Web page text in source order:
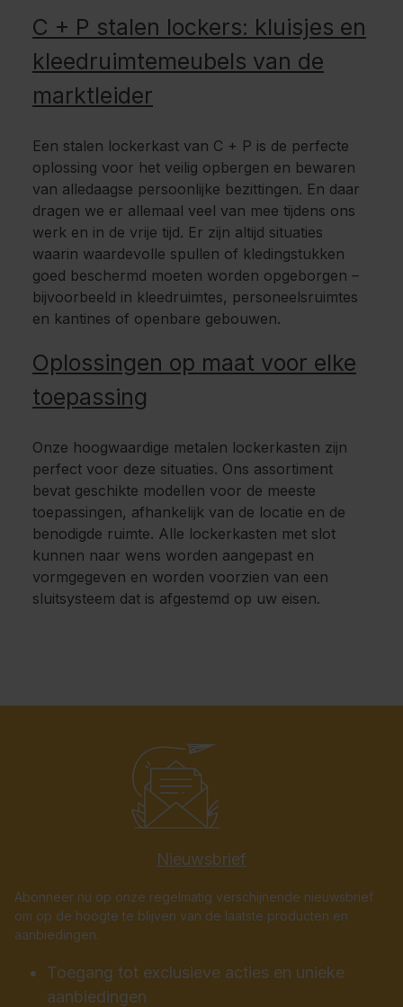
C + P stalen lockers: kluisjes en
kleedruimtemeubels van de
marktleider
Een stalen lockerkast van C + P is de perfecte
oplossing voor het veilig opbergen en bewaren
van alledaagse persoonlijke bezittingen. En daar
dragen we er allemaal veel van mee tijdens ons
werk en in de vrije tijd. Er zijn altijd situaties
waarin waardevolle spullen of kledingstukken
goed beschermd moeten worden opgeborgen –
bijvoorbeeld in kleedruimtes, personeelsruimtes
en kantines of openbare gebouwen.
Oplossingen op maat voor elke
toepassing
Onze hoogwaardige metalen lockerkasten zijn
perfect voor deze situaties. Ons assortiment
bevat geschikte modellen voor de meeste
toepassingen, afhankelijk van de locatie en de
benodigde ruimte. Alle lockerkasten met slot
kunnen naar wens worden aangepast en
vormgegeven en worden voorzien van een
sluitsysteem dat is afgestemd op uw eisen.
Nieuwsbrief
Abonneer nu op onze regelmatig verschijnende nieuwsbrief
om op de hoogte te blijven van de laatste producten en
aanbiedingen.
Toegang tot exclusieve acties en unieke
aanbiedingen